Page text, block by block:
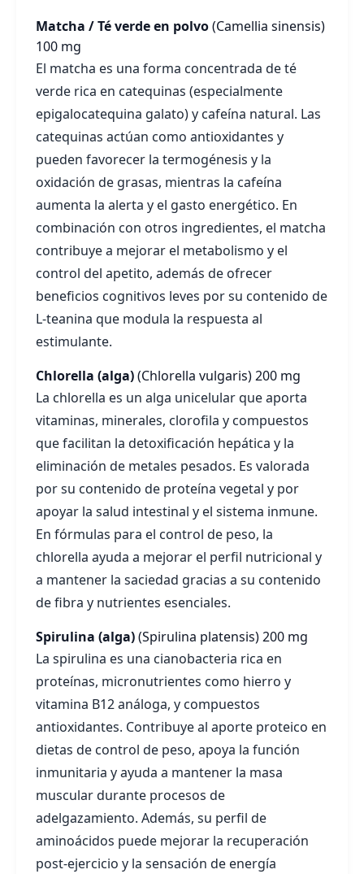
Matcha / Té verde en polvo(Camellia sinensis)
100 mg
El matcha es una forma concentrada de té
verde rica en catequinas (especialmente
epigalocatequina galato) y cafeína natural. Las
catequinas actúan como antioxidantes y
pueden favorecer la termogénesis y la
oxidación de grasas, mientras la cafeína
aumenta la alerta y el gasto energético. En
combinación con otros ingredientes, el matcha
contribuye a mejorar el metabolismo y el
control del apetito, además de ofrecer
beneficios cognitivos leves por su contenido de
L-teanina que modula la respuesta al
estimulante.
Chlorella (alga)(Chlorella vulgaris)200 mg
La chlorella es un alga unicelular que aporta
vitaminas, minerales, clorofila y compuestos
que facilitan la detoxificación hepática y la
eliminación de metales pesados. Es valorada
por su contenido de proteína vegetal y por
apoyar la salud intestinal y el sistema inmune.
En fórmulas para el control de peso, la
chlorella ayuda a mejorar el perfil nutricional y
a mantener la saciedad gracias a su contenido
de fibra y nutrientes esenciales.
Spirulina (alga)(Spirulina platensis)200 mg
La spirulina es una cianobacteria rica en
proteínas, micronutrientes como hierro y
vitamina B12 análoga, y compuestos
antioxidantes. Contribuye al aporte proteico en
dietas de control de peso, apoya la función
inmunitaria y ayuda a mantener la masa
muscular durante procesos de
adelgazamiento. Además, su perfil de
aminoácidos puede mejorar la recuperación
post-ejercicio y la sensación de energía